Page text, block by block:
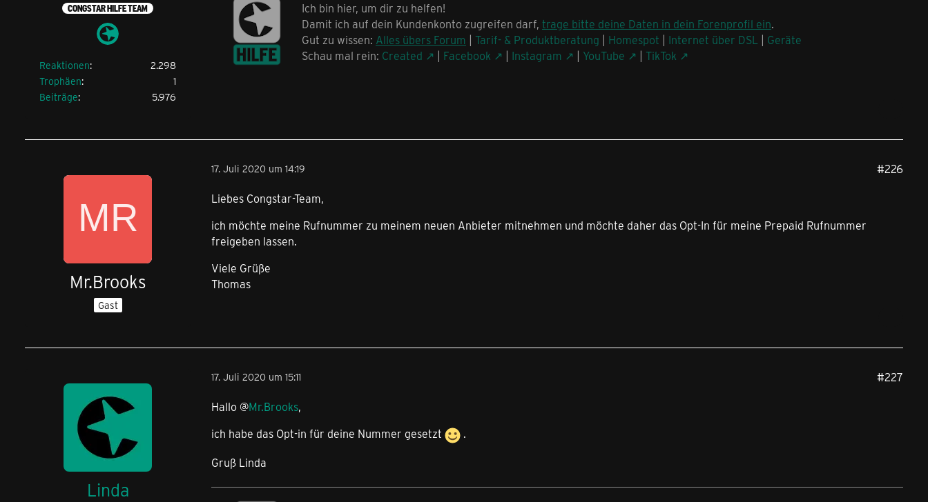
CONGSTAR HILFE TEAM
Reaktionen
2.298
Trophäen
1
Beiträge
5.976
Ich bin hier, um dir zu helfen!
Damit ich auf dein Kundenkonto zugreifen darf, trage bitte deine Daten in dein Forenprofil ein.
Gut zu wissen: Alles übers Forum | Tarif- & Produktberatung | Homespot | Internet über DSL | Geräte
Schau mal rein: Created | Facebook | Instagram | YouTube | TikTok
Mr.Brooks
Gast
17. Juli 2020 um 14:19 #226
Liebes Congstar-Team,
ich möchte meine Rufnummer zu meinem neuen Anbieter mitnehmen und möchte daher das Opt-In für meine Prepaid Rufnummer
freigeben lassen.
Viele Grüße
Thomas
Linda
17. Juli 2020 um 15:11 #227
Hallo @Mr.Brooks,
ich habe das Opt-in für deine Nummer gesetzt
.
Gruß Linda